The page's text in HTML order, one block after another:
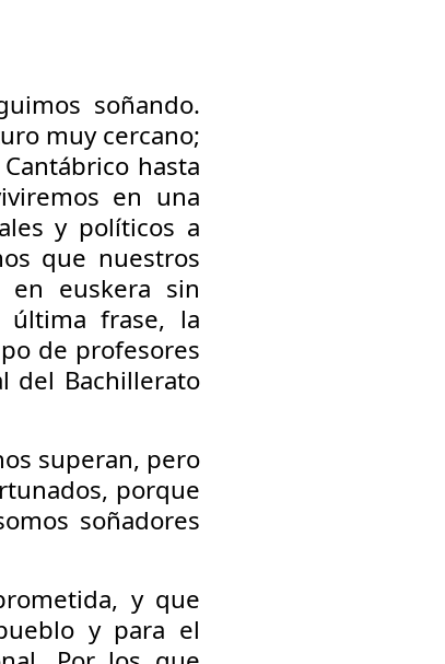
soñando.
muy cercano;
hasta
en una
y políticos a
que nuestros
en euskera sin
última frase, la
de profesores
del Bachillerato
superan, pero
porque
soñadores
y que
y para el